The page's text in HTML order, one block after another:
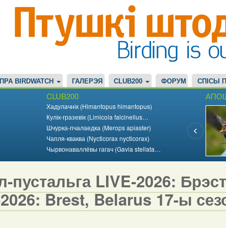
ПРА BIRDWATCH ГАЛЕРЭЯ CLUB200 ФОРУМ СПІСЫ
CLUB200
Хадулачнік (Himantopus himantopus)
Кулік-гразевік (Limicola falcinellus…
Шчурка-пчалаедка (Merops apiaster)
Чапля-кваква (Nycticorax nycticorax)
Чырвонаваллёвы гагач (Gavia stellata…
пустальга LIVE-2026:
Brest, Belarus 17-ы